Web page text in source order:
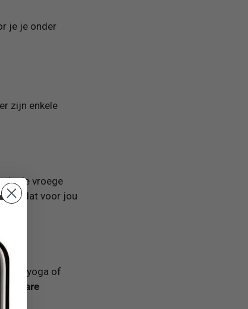
je je onder
zijn enkele
in de vroege
dat voor jou
yoga of
body care